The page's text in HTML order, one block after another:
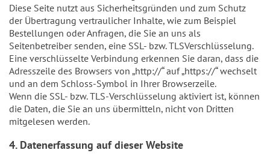
Diese Seite nutzt aus Sicherheitsgründen und zum Schutz
der Übertragung vertraulicher Inhalte, wie zum Beispiel
Bestellungen oder Anfragen, die Sie an uns als
Seitenbetreiber senden, eine SSL- bzw. TLSVerschlüsselung.
Eine verschlüsselte Verbindung erkennen Sie daran, dass die
Adresszeile des Browsers von „http://“ auf „https://“ wechselt
und an dem Schloss-Symbol in Ihrer Browserzeile.
Wenn die SSL- bzw. TLS-Verschlüsselung aktiviert ist, können
die Daten, die Sie an uns übermitteln, nicht von Dritten
mitgelesen werden.
4. Datenerfassung auf dieser Website